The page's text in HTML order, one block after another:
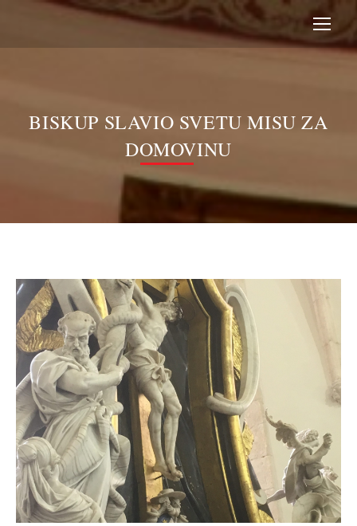
BISKUP SLAVIO SVETU MISU ZA
DOMOVINU